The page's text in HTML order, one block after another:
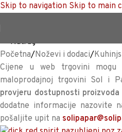
Skip to navigation Skip to main
<<Natrag
Početna/Noževi i dodaci/
Cijene u web trgovini
maloprodajnoj trgovini Sol i
provjeru dostupnosti
dodatne informacije nazovite
pošaljite upit na